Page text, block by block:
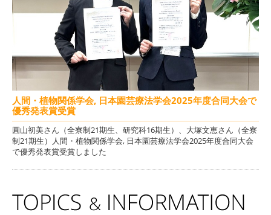
人間・植物関係学会, 日本園芸療法学会2025年度合同大会で
優秀発表賞受賞
圓山初美さん（全寮制21期生、研究科16期生）、大塚文恵さん（全寮
制21期生）人間・植物関係学会, 日本園芸療法学会2025年度合同大会
で優秀発表賞受賞しました